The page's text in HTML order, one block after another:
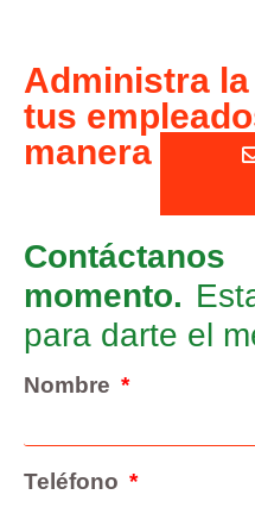
Administra
tus
manera
momento.
para darte el
Nombre
Teléfono